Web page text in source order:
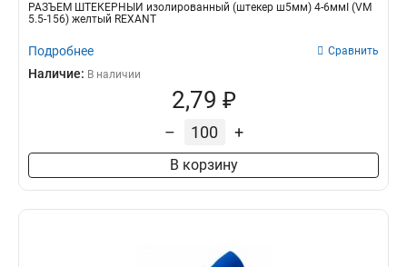
РАЗЪЁМ ШТЕКЕРНЫЙ изолированный (штекер ш5мм) 4-6ммІ (VM
5.5-156) желтый REXANT
Подробнее Сравнить
Наличие: В наличии
2,79 ₽
– +
В корзину